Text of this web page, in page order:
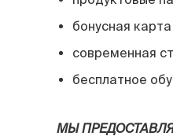
бонусная
современная
бесплатное
МЫ